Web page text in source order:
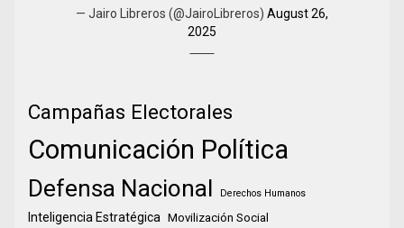
— Jairo Libreros (@JairoLibreros) August 26,
2025
Campañas Electorales
Comunicación Política
Defensa Nacional Derechos Humanos
Inteligencia Estratégica Movilización Social